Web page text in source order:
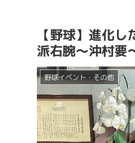
【野球】進化
派右腕～沖村要
野球イベント・その他